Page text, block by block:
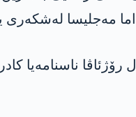
مەجلیسا لەشکەری
رۆژئاڤا ناسنامەیا